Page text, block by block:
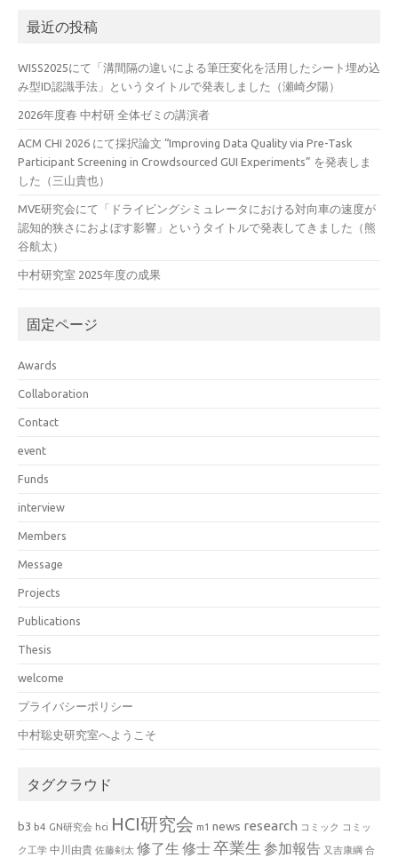
最近の投稿
WISS2025にて「溝間隔の違いによる筆圧変化を活用したシート埋め込
み型ID認識手法」というタイトルで発表しました（瀬崎夕陽）
2026年度春 中村研 全体ゼミの講演者
ACM CHI 2026 にて採択論文 “Improving Data Quality via Pre-Task
Participant Screening in Crowdsourced GUI Experiments” を発表しま
した（三山貴也）
MVE研究会にて「ドライビングシミュレータにおける対向車の速度が
認知的狭さにおよぼす影響」というタイトルで発表してきました（熊
谷航太）
中村研究室 2025年度の成果
固定ページ
Awards
Collaboration
Contact
event
Funds
interview
Members
Message
Projects
Publications
Thesis
welcome
プライバシーポリシー
中村聡史研究室へようこそ
タグクラウド
b3 b4 GN研究会 hci HCI研究会 m1 news research コミック コミッ
ク工学 中川由貴 佐藤剣太 修了生 修士卒業生 参加報告 又吉康綱 合